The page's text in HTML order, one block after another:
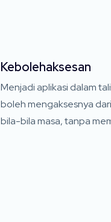
Kebolehaksesan
Menjadi aplikasi dalam
boleh mengaksesnya
bila-bila masa, tanpa